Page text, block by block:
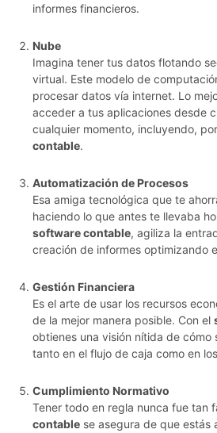
informes financieros.
Nube
Imagina tener tus datos flotando
virtual. Este modelo de
procesar datos vía internet. Lo
acceder a tus aplicaciones desde
cualquier momento, incluyendo,
contable.
Automatización de Procesos
Esa amiga tecnológica que te
haciendo lo que antes te llevaba
software contable, agiliza la
creación de informes optimizando
Gestión Financiera
Es el arte de usar los recursos
de la mejor manera posible. Con el
obtienes una visión nítida de cómo
tanto en el flujo de caja como en
Cumplimiento Normativo
Tener todo en regla nunca fue tan
contable se asegura de que estás